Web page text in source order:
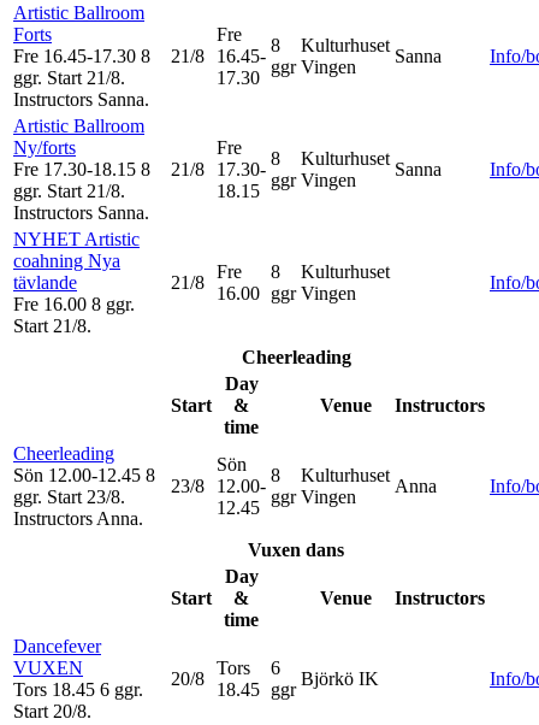
Artistic Ballroom
Forts
Fre 16.45-17.30 8
ggr. Start 21/8.
Instructors Sanna.
21/8
Fre
16.45-
17.30
8
ggr
Kulturhuset
Vingen
Sanna Info/
Artistic Ballroom
Ny/forts
Fre 17.30-18.15 8
ggr. Start 21/8.
Instructors Sanna.
21/8
Fre
17.30-
18.15
8
ggr
Kulturhuset
Vingen
Sanna Info/
NYHET Artistic
coahning Nya
tävlande
Fre 16.00 8 ggr.
Start 21/8.
21/8
Fre
16.00
8
ggr
Kulturhuset
Vingen
Info/
Cheerleading
Start
Day
&
time
Venue Instructors
Cheerleading
Sön 12.00-12.45 8
ggr. Start 23/8.
Instructors Anna.
23/8
Sön
12.00-
12.45
8
ggr
Kulturhuset
Vingen
Anna Info/
Vuxen dans
Start
Day
&
time
Venue Instructors
Dancefever
VUXEN
Tors 18.45 6 ggr.
Start 20/8.
20/8
Tors
18.45
6
ggr
Björkö IK Info/